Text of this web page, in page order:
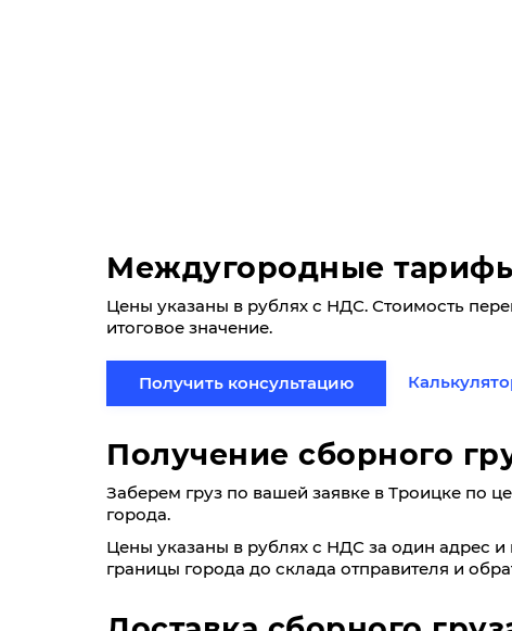
Междугородные
Цены указаны в рублях с НДС. Стоимость
итоговое значение.
Получить консультацию
Получение сборного
Заберем груз по вашей заявке в Троицке по
города.
Цены указаны в рублях с НДС за один адрес и
границы города до склада отправителя и